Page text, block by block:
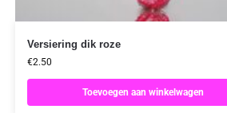
Versiering dik roze
€2.50
Toevoegen aan winkelwagen